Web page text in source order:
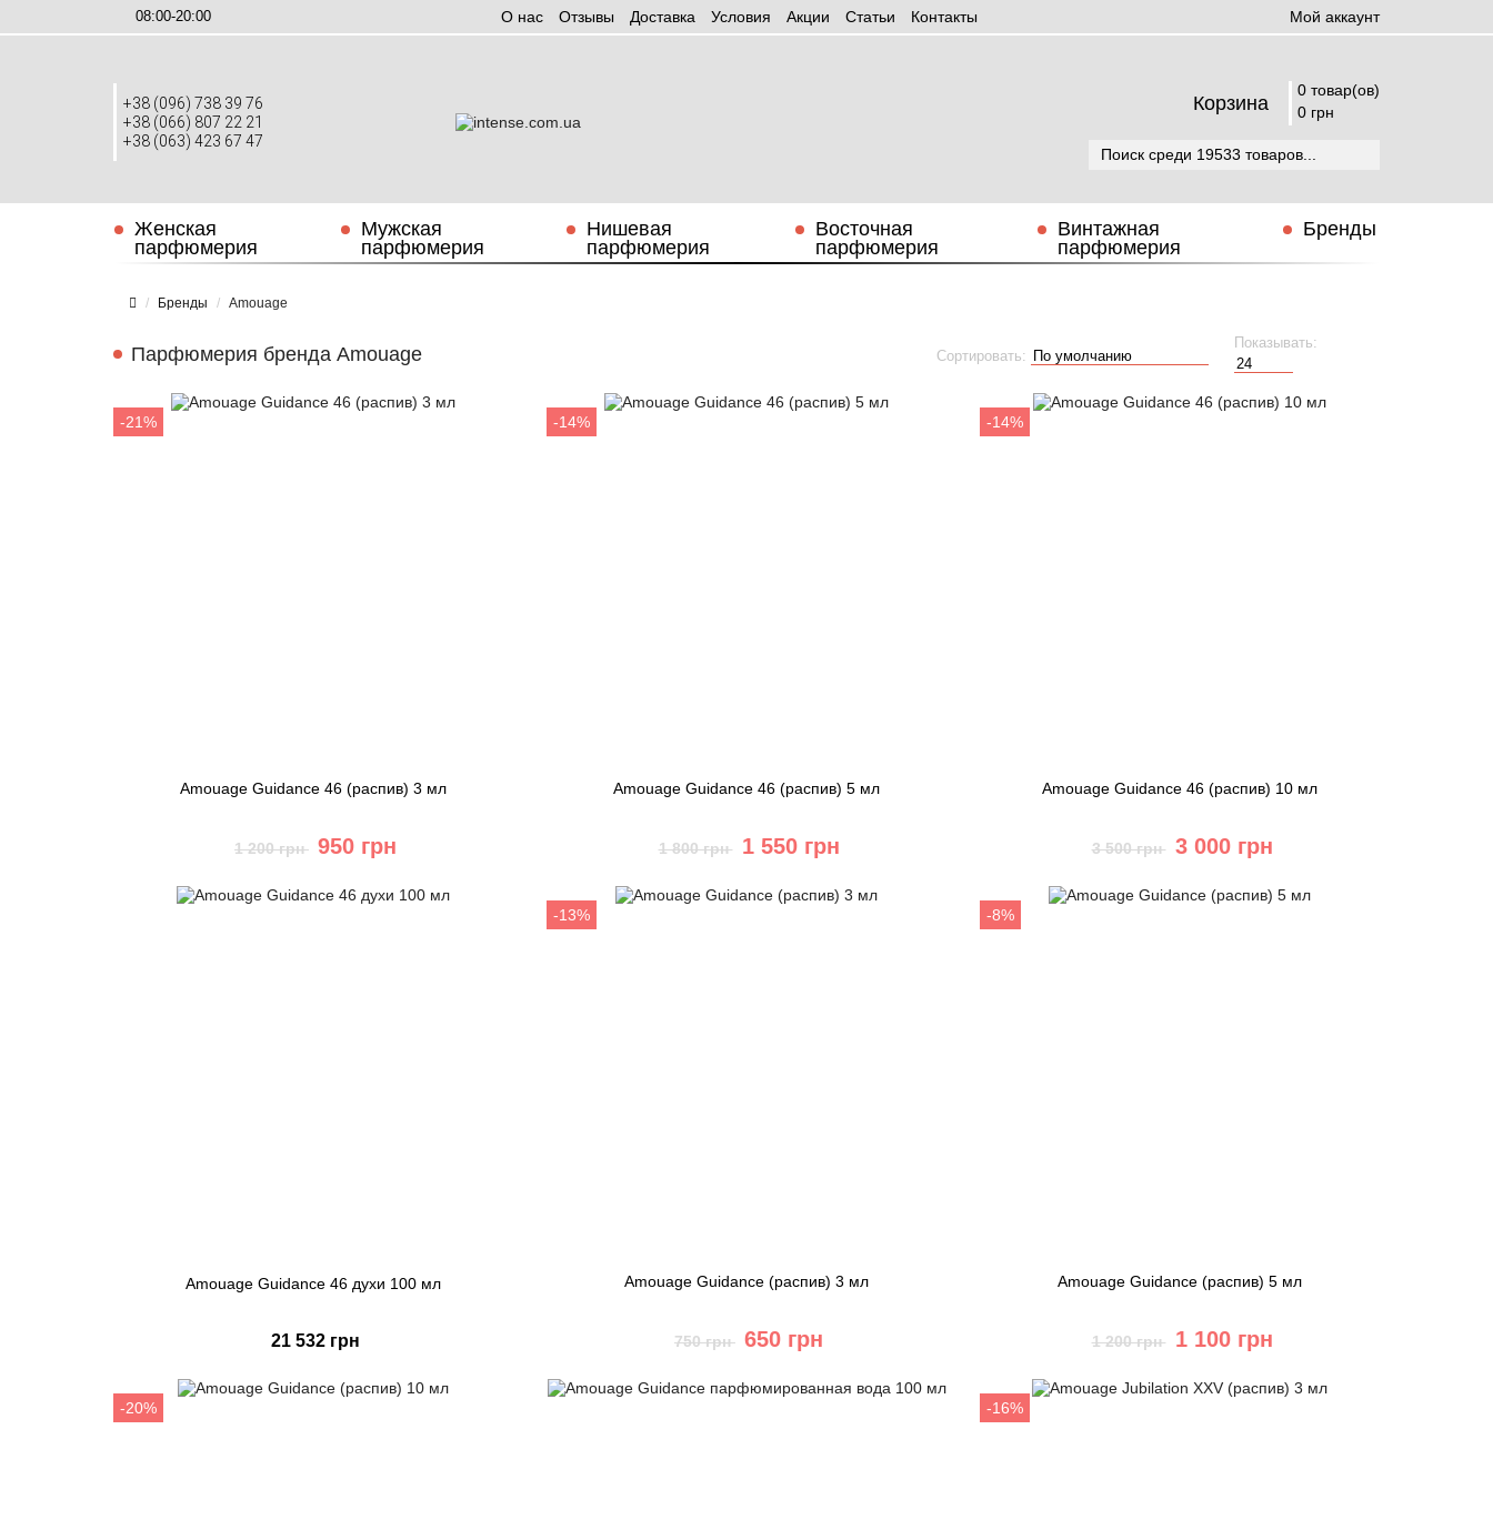
08:00-20:00 О нас Отзывы Доставка Условия Aкции Статьи Контакты Мой аккаунт
+38 (096) 738 39 76
+38 (066) 807 22 21
+38 (063) 423 67 47
Корзина
0 товар(ов)
0 грн
Женская
парфюмерия
Мужская
парфюмерия
Нишевая
парфюмерия
Восточная
парфюмерия
Винтажная
парфюмерия
Бренды
Бренды Amouage
Парфюмерия бренда Amouage Сортировать:
Показывать:
-21%
Amouage Guidance 46 (распив) 3 мл
1 200 грн 950 грн
-14%
Amouage Guidance 46 (распив) 5 мл
1 800 грн 1 550 грн
-14%
Amouage Guidance 46 (распив) 10 мл
3 500 грн 3 000 грн
Amouage Guidance 46 духи 100 мл
21 532 грн
-13%
Amouage Guidance (распив) 3 мл
750 грн 650 грн
-8%
Amouage Guidance (распив) 5 мл
1 200 грн 1 100 грн
-20% -16%